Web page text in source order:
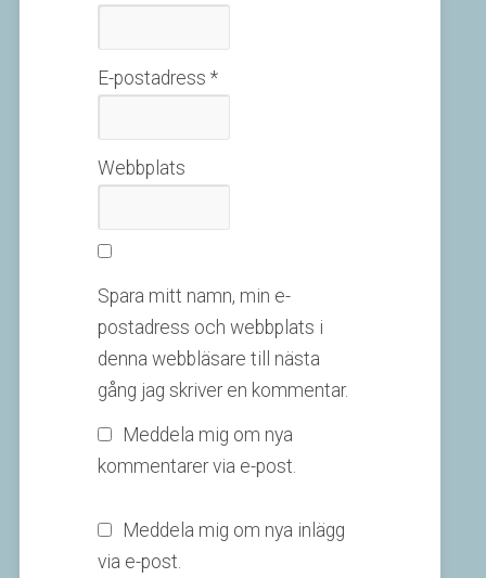
E-postadress *
Webbplats
Spara mitt namn, min e-
postadress och webbplats i
denna webbläsare till nästa
gång jag skriver en kommentar.
Meddela mig om nya
kommentarer via e-post.
Meddela mig om nya inlägg
via e-post.